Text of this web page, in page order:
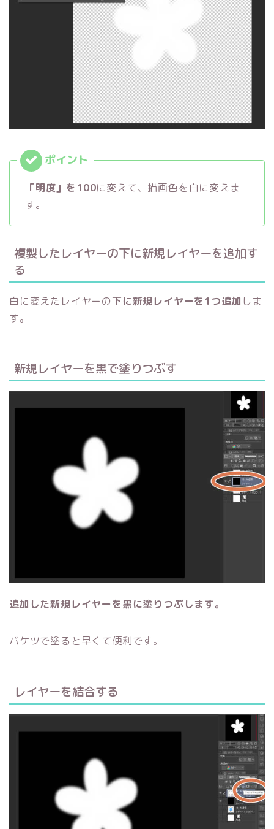
「明度」を100に変えて、描画色を白に変えま
す。
複製したレイヤーの下に新規レイヤーを追加す
る
白に変えたレイヤーの下に新規レイヤーを1つ追加 しま
す。
新規レイヤーを黒で塗りつぶす
追加した新規レイヤーを黒に塗りつぶします。
バケツで塗ると早くて便利です。
レイヤーを結合する